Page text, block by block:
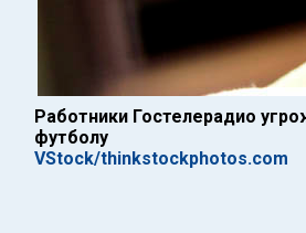
Работники Гостелерадио
футболу
VStock/thinkstockphotos.com